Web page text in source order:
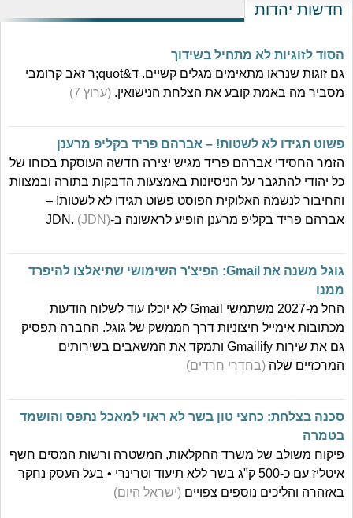
חדשות יהדות
הסוד לזוגיות לא מתחיל בשידוך
גם זוגות שנראו מתאימים מגלים קשיים. ד&quot;ר זאב קרומבי
מסביר מה באמת קובע את הצלחת הנישואין. (ערוץ 7)
פשוט תגידו לא לשטות! – אברהם פריד בקליפ מרענן
הזמר החסידי אברהם פריד מגיש יצירה חדשה העוסקת בכוחו של
כל יהודי להתגבר על הניסיונות באמצעות הדבקות בתורה ובמצוות
והחיבור לנשמה האלוקית הפוסט פשוט תגידו לא לשטות! –
אברהם פריד בקליפ מרענן הופיע לראשונה ב-JDN.(JDN)
גוגל משנה את Gmail: הפיצ'ר השימושי שתיאלצו להיפרד
ממנו
החל מ-2027 משתמשי Gmail לא יוכלו עוד לשלוח הודעות
מכתובות אימייל חיצוניות דרך הממשק של גוגל. החברה תפסיק
גם את שירות Gmailify ותמקד את המשאבים בשירותים
המרכזיים שלה (בחדרי חרדים)
סכנה בצלחת: כחצי טון בשר לא ראוי למאכל נתפס והושמד
בטמרה
פיקוח משולב של משרד החקלאות, המשטרה ורשות המסים חשף
איטליז עם כ-500 ק"ג בשר ללא תיעוד וטרינרי • בעל העסק נחקר
באזהרה והליכים נוספים צפויים (ישראל היום)